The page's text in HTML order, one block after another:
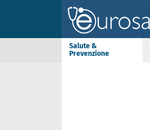
Salute &
Prevenzione